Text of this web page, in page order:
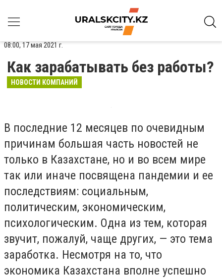
08:00, 17 мая 2021 г.
Как зарабатывать без работы?
НОВОСТИ КОМПАНИЙ
В последние 12 месяцев по очевидным
причинам большая часть новостей не
только в Казахстане, но и во всем мире
так или иначе посвящена пандемии и ее
последствиям: социальным,
политическим, экономическим,
психологическим. Одна из тем, которая
звучит, пожалуй, чаще других, — это тема
заработка. Несмотря на то, что
экономика Казахстана вполне успешно